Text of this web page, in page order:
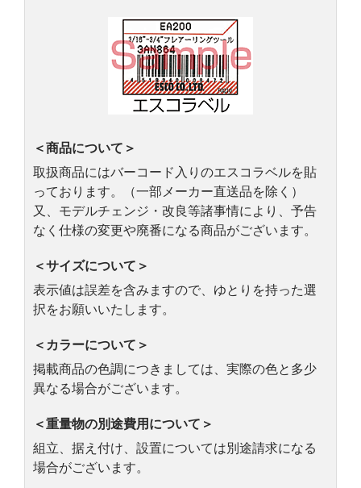
＜商品について＞
取扱商品にはバーコード入りのエスコラベルを貼
っております。（一部メーカー直送品を除く）
又、モデルチェンジ・改良等諸事情により、予告
なく仕様の変更や廃番になる商品がございます。
＜サイズについて＞
表示値は誤差を含みますので、ゆとりを持った選
択をお願いいたします。
＜カラーについて＞
掲載商品の色調につきましては、実際の色と多少
異なる場合がございます。
＜重量物の別途費用について＞
組立、据え付け、設置については別途請求になる
場合がございます。